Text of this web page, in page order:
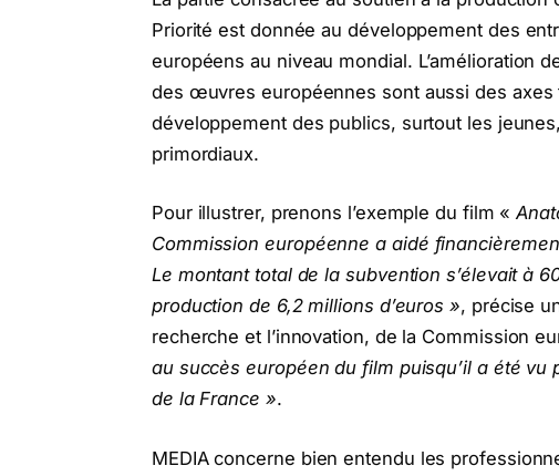
Priorité est donnée au développement des
européens au niveau mondial. L’amélioration
des œuvres européennes sont aussi des axes
développement des publics, surtout les
primordiaux.
Pour illustrer, prenons l’exemple du film «
Commission européenne a aidé
Le montant total de la subvention s’élevait à
production de 6,2 millions d’euros », précise
recherche et l’innovation, de la Commission
au succès européen du film puisqu’il a été vu
de la France ».
MEDIA concerne bien entendu les